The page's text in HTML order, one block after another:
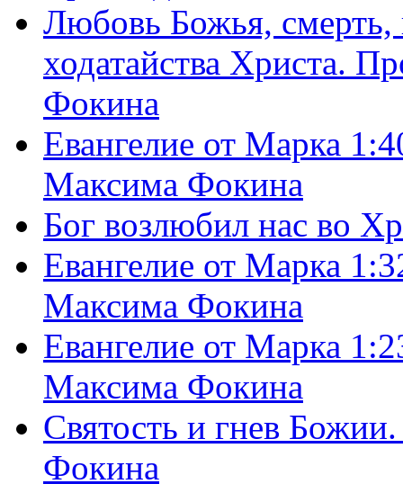
Любовь Божья, смерть,
ходатайства Христа.
Фокина
Евангелие от Марка
Максима Фокина
Бог возлюбил нас во
Евангелие от Марка
Максима Фокина
Евангелие от Марка
Максима Фокина
Святость и гнев
Фокина